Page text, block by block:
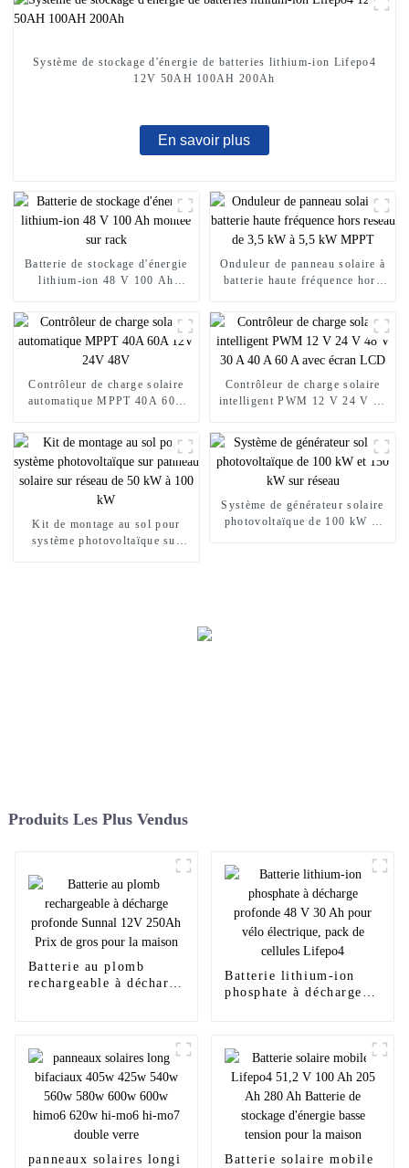
Système de stockage d'énergie de batteries lithium-ion Lifepo4
12V 50AH 100AH ​​200Ah
En savoir plus
Batterie de stockage d'énergie
lithium-ion 48 V 100 Ah
Onduleur de panneau solaire à
batterie haute fréquence hors
Contrôleur de charge solaire
automatique MPPT 40A 60A
Contrôleur de charge solaire
intelligent PWM 12 V 24 V 48
Kit de montage au sol pour
système photovoltaïque sur
Système de générateur solaire
photovoltaïque de 100 kW et
Produits Les Plus Vendus
Batterie au plomb
rechargeable à décharge
Batterie lithium-ion
phosphate à décharge
Lifepo4
panneaux solaires longi Batterie solaire mobile